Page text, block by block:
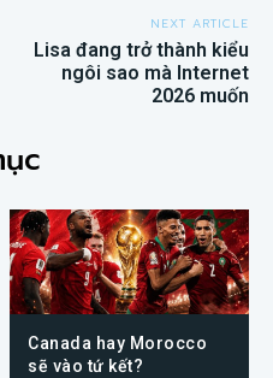
NEXT ARTICLE
Lisa đang trở thành kiểu
ngôi sao mà Internet
2026 muốn
Canada hay Morocco
sẽ vào tứ kết?